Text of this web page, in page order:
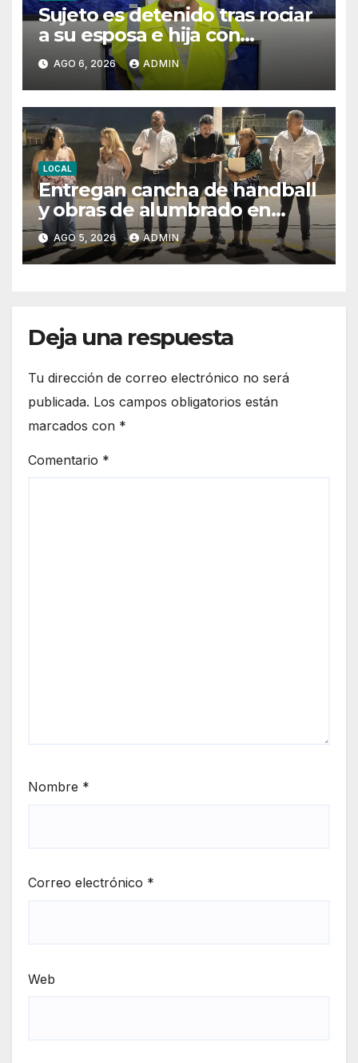
Sujeto es detenido tras rociar
a su esposa e hija con
combustible para intentar
privarlas de la vida
AGO 6, 2026 ADMIN
LOCAL
Entregan cancha de handball
y obras de alumbrado en
Torres del Sur y Praderas de
Oriente
AGO 5, 2026 ADMIN
Deja una respuesta
Tu dirección de correo electrónico no será
publicada. Los campos obligatorios están
marcados con *
Comentario *
Nombre *
Correo electrónico *
Web